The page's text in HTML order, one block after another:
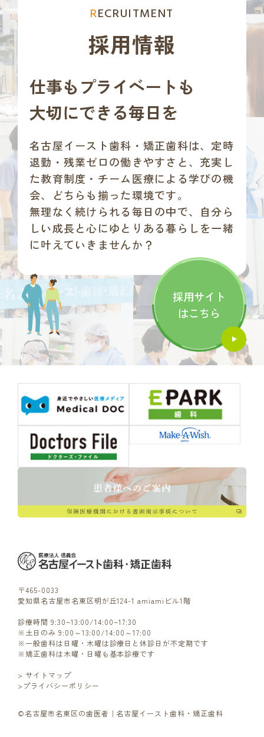
RECRUITMENT
採用情報
仕事もプライベートも
大切にできる毎日を
名古屋イースト歯科・矯正歯科は、 定時
退勤・残業ゼロの働きやすさと、充実し
た教育制度・チーム医療による学びの機
会、どちらも揃った環境です。
無理なく続けられる毎日の中で、自分ら
しい成長と心にゆとりある暮らしを一緒
に叶えていきませんか？
採用サイト
はこちら
〒465-0033
愛知県名古屋市名東区明が丘124-1 amiamiビル1階
診療時間 9:30~13:00/14:00~17:30
※土日のみ 9:00～13:00/14:00～17:00
※一般歯科は日曜・木曜は診療日と休診日が不定期です
※矯正歯科は木曜・日曜も基本診療です
> サイトマップ
>プライバシーポリシー
©名古屋市名東区の歯医者｜名古屋イースト歯科・矯正歯科